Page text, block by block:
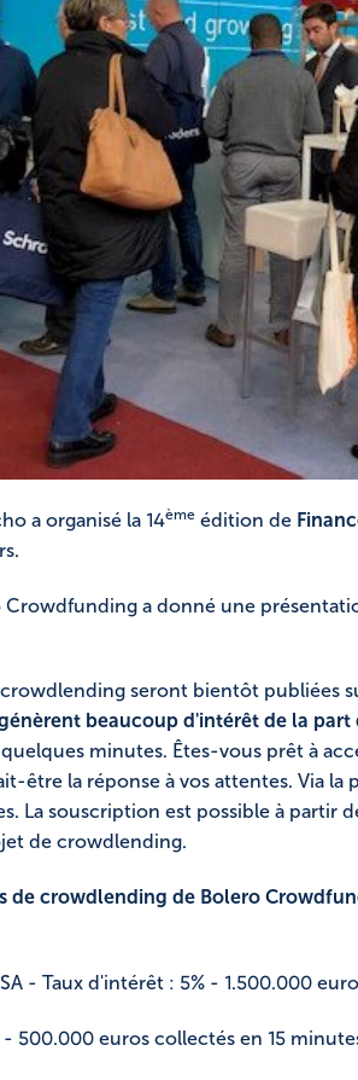
a organisé la 14ème édition de
Crowdfunding a donné une
seront bientôt publiées
beaucoup d'intérêt de la part
minutes. Êtes-vous prêt à
être la réponse à vos attentes. Via
La souscription est possible à
de crowdlending.
de crowdlending de Bolero
- Taux d'intérêt : 5% - 1.500.000
500.000 euros collectés en 15